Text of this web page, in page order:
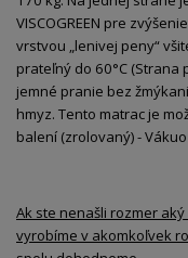
VISCOGREEN pre
vrstvou „lenivej peny“
prateľný do 60°C (Strana
jemné pranie bez
hmyz. Tento matrac je
balení (zrolovaný) - Vákuo
Ak ste nenašli rozmer
vyrobíme v akomkoľvek